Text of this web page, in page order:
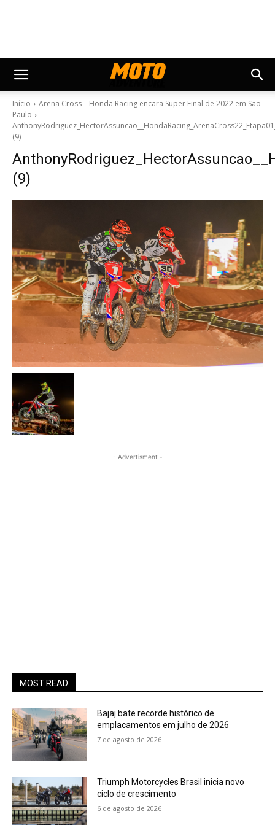
Início
Arena Cross – Honda Racing encara Super Final de 2022 em São
Paulo
(9)
(9)
- Advertisment -
MOST READ
Bajaj bate recorde histórico de
emplacamentos em julho de 2026
7 de agosto de 2026
Triumph Motorcycles Brasil inicia novo
ciclo de crescimento
6 de agosto de 2026